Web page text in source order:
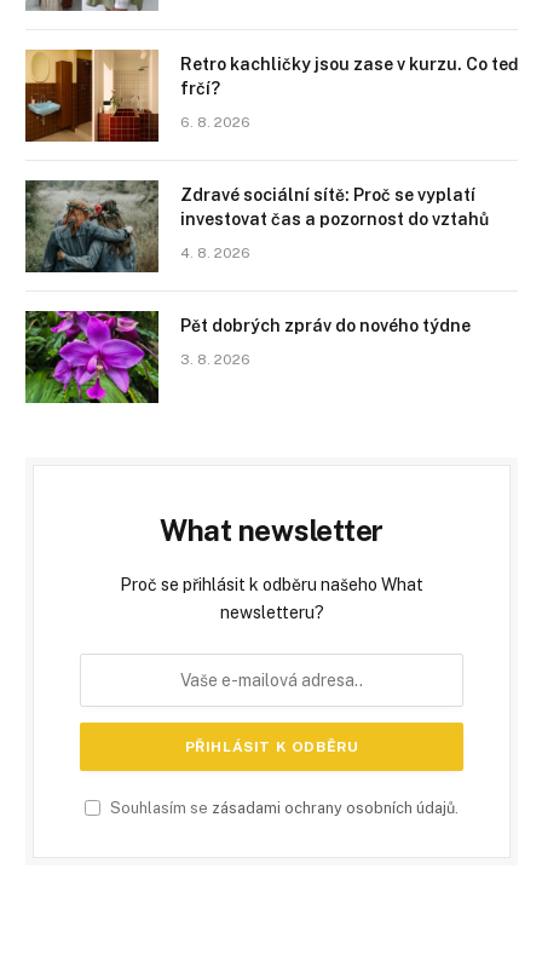
Retro kachličky jsou zase v kurzu. Co teď
frčí?
6. 8. 2026
Zdravé sociální sítě: Proč se vyplatí
investovat čas a pozornost do vztahů
4. 8. 2026
Pět dobrých zpráv do nového týdne
3. 8. 2026
What newsletter
Proč se přihlásit k odběru našeho What
newsletteru?
Souhlasím se zásadami ochrany osobních údajů